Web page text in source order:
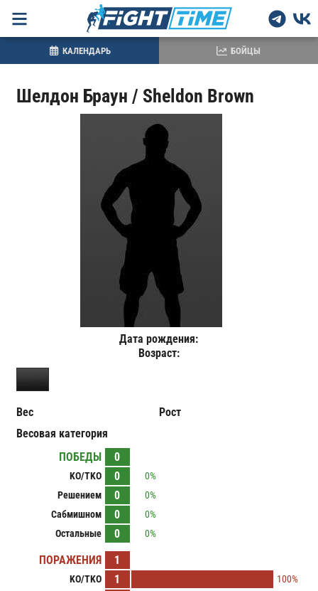
Шелдон Браун / Sheldon Brown
Дата рождения:
Возраст:
Вес
Рост
Весовая категория
ПОБЕДЫ
0
KO/TKO 0
0%
Решением
0
0%
Сабмишном
0
0%
Остальные
0 0%
ПОРАЖЕНИЯ 1
KO/TKO 1
100%
КАЛЕНДАРЬ БОЙЦЫ